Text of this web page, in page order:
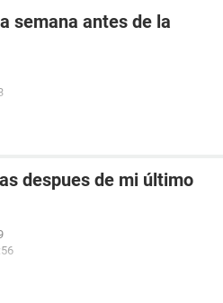
semana antes de la
despues de mi último